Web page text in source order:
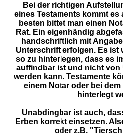
Bei der richtigen
eines Testaments kommt es
besten bittet man einen
Rat. Ein eigenhändig
handschriftlich mit
Unterschrift erfolgen. Es ist
so zu hinterlegen, dass es
auffindbar ist und nicht von
werden kann. Testamente
einem Notar oder bei
hinterlegt
Unabdingbar ist auch,
Erben korrekt einsetzen.
oder z.B.